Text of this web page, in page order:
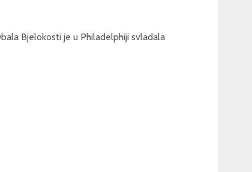
Bjelokosti je u Philadelphiji svladala